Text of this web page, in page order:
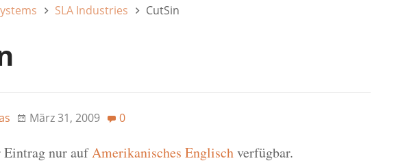
SLA Industries CutSin
März 31, 2009 0
nur aufAmerikanisches Englischverfügbar.